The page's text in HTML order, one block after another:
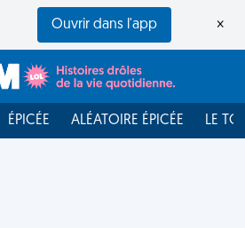
Ouvrir dans l'app ×
ÉPICÉE ALÉATOIRE ÉPICÉE LE